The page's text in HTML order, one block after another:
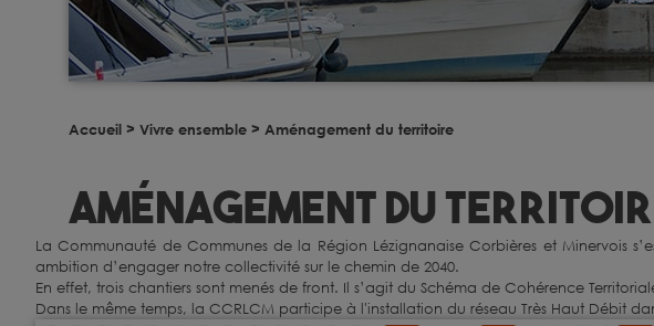
Accueil > Vivre ensemble > Aménagement du territoire
Aménagement du
La Communauté de Communes de la Région Lézignanaise Corbières et Minervois
ambition d’engager notre collectivité sur le chemin de 2040.
En effet, trois chantiers sont menés de front. Il s’agit du Schéma de Cohérence
Dans le même temps, la CCRLCM participe à l'installation du réseau Très Haut Débit